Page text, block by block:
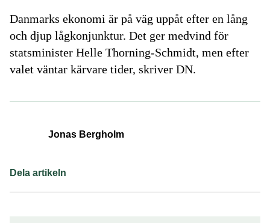
Danmarks ekonomi är på väg uppåt efter en lång
och djup lågkonjunktur. Det ger medvind för
statsminister Helle Thorning-Schmidt, men efter
valet väntar kärvare tider, skriver DN.
Jonas Bergholm
Dela artikeln